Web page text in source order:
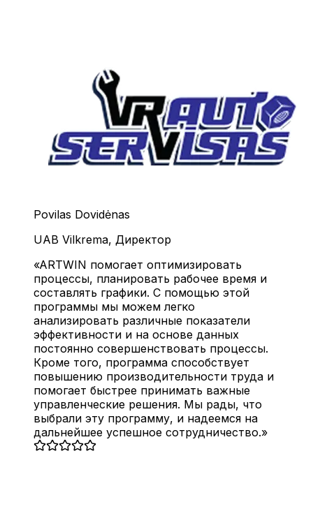
Povilas Dovidėnas
UAB Vilkrema, Директор
ARTWIN помогает оптимизировать
процессы, планировать рабочее время и
составлять графики. С помощью этой
программы мы можем легко
анализировать различные показатели
эффективности и на основе данных
постоянно совершенствовать процессы.
Кроме того, программа способствует
повышению производительности труда и
помогает быстрее принимать важные
управленческие решения. Мы рады, что
выбрали эту программу, и надеемся на
дальнейшее успешное сотрудничество.